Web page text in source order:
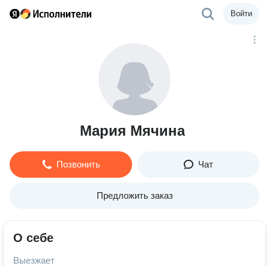
Войти
Мария Мячина
Позвонить Чат
Предложить заказ
О себе
Выезжает